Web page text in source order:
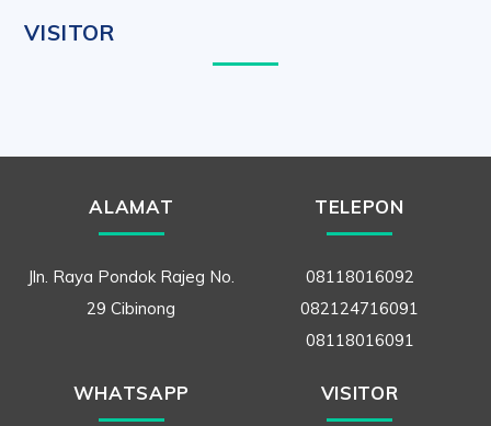
VISITOR
ALAMAT
Jln. Raya Pondok Rajeg No.
29 Cibinong
TELEPON
08118016092
082124716091
08118016091
WHATSAPP VISITOR